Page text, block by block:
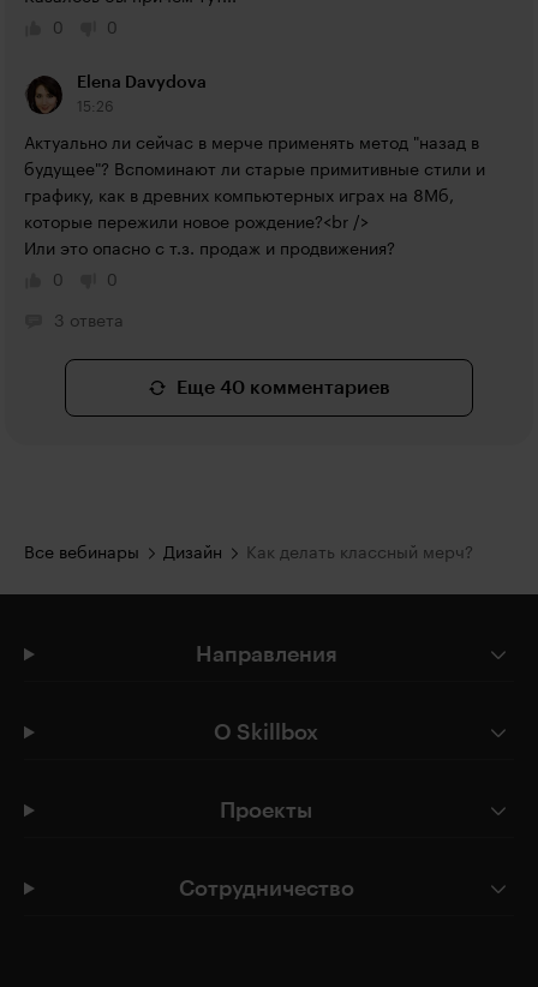
0
0
Elena Davydova
15:26
Актуально ли сейчас в мерче применять метод "назад в
будущее"? Вспоминают ли старые примитивные стили и
графику, как в древних компьютерных играх на 8Мб,
которые пережили новое рождение?<br />
Или это опасно с т.з. продаж и продвижения?
0
0
3 ответа
Еще 40 комментариев
Все вебинары Дизайн Как делать классный мерч?
Направления
О Skillbox
Проекты
Сотрудничество